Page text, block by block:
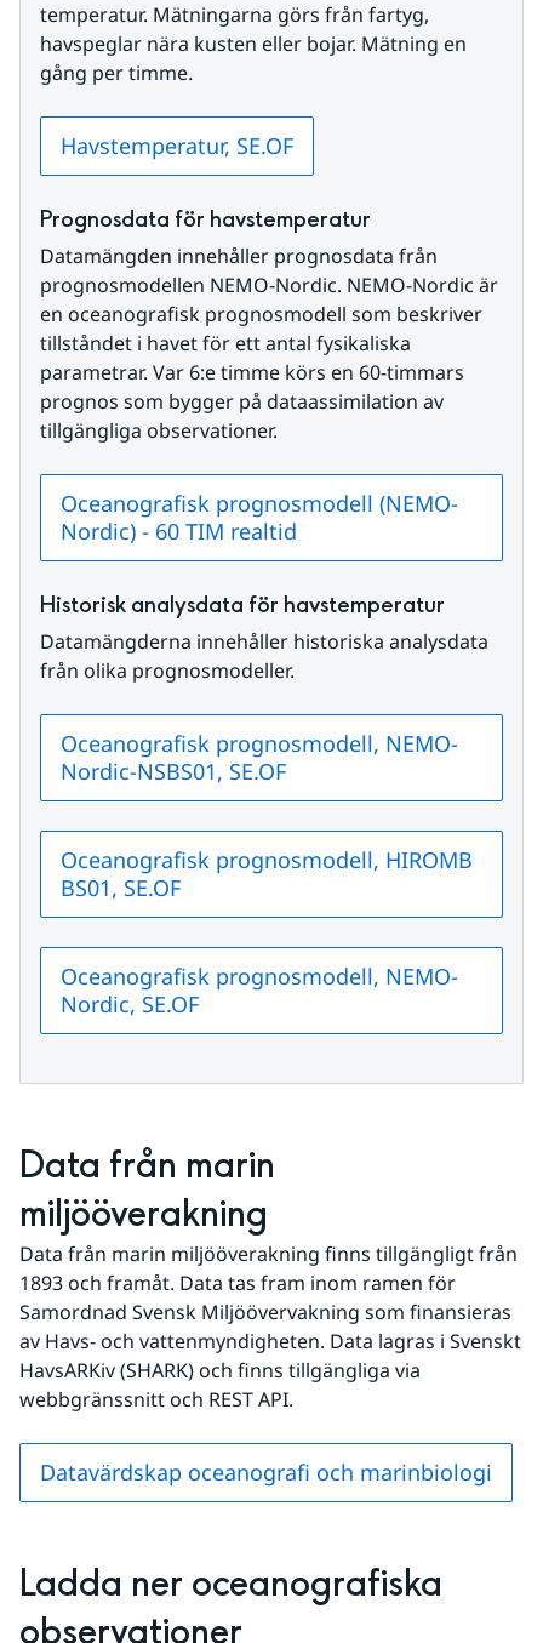
temperatur. Mätningarna görs från fartyg,
havspeglar nära kusten eller bojar. Mätning en
gång per timme.
Havstemperatur, SE.OF
Prognosdata för havstemperatur
Datamängden innehåller prognosdata från
prognosmodellen NEMO-Nordic. NEMO-Nordic är
en oceanografisk prognosmodell som beskriver
tillståndet i havet för ett antal fysikaliska
parametrar. Var 6:e timme körs en 60-timmars
prognos som bygger på dataassimilation av
tillgängliga observationer.
Oceanografisk prognosmodell (NEMO-
Nordic) - 60 TIM realtid
Historisk analysdata för havstemperatur
Datamängderna innehåller historiska analysdata
från olika prognosmodeller.
Oceanografisk prognosmodell, NEMO-
Nordic-NSBS01, SE.OF
Oceanografisk prognosmodell, HIROMB
BS01, SE.OF
Oceanografisk prognosmodell, NEMO-
Nordic, SE.OF
Data från marin
miljööverakning
Data från marin miljööverakning finns tillgängligt från
1893 och framåt. Data tas fram inom ramen för
Samordnad Svensk Miljöövervakning som finansieras
av Havs- och vattenmyndigheten. Data lagras i Svenskt
HavsARKiv (SHARK) och finns tillgängliga via
webbgränssnitt och REST API.
Datavärdskap oceanografi och marinbiologi
Ladda ner oceanografiska
observationer